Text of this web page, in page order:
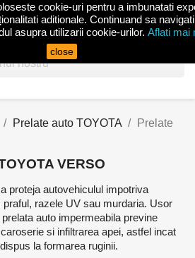
(0)

Prelate auto TOYOTA
Prelate
VERSO
proteja autovehiculul impotriva
razele UV sau murdaria. Usor
auto impermeabila previne
si infiltrarea apei, astfel incat
la formarea ruginii.
cookie-uri pentru a imbunatati
aditionale. Continuand sa
asupra utilizarii cookie-urilor. Aflati mai
close